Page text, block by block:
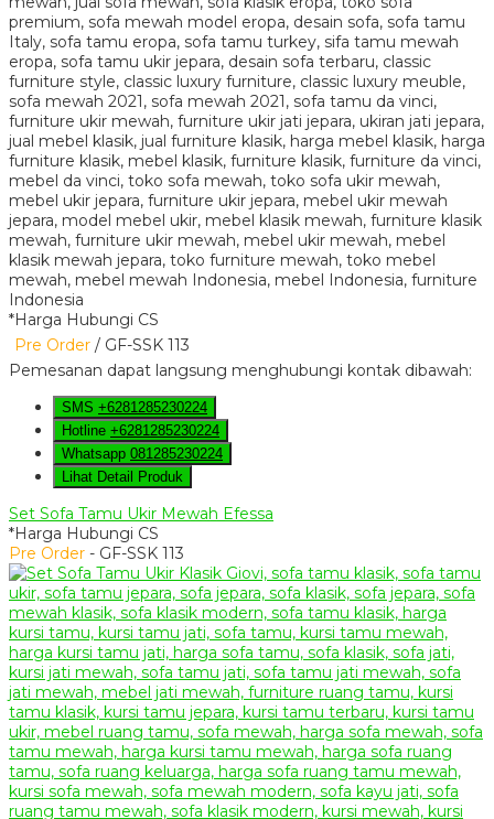
*Harga Hubungi CS
Pre Order / GF-SSK 113
Pemesanan dapat langsung menghubungi kontak dibawah:
SMS +6281285230224
Hotline +6281285230224
Whatsapp 081285230224
Lihat Detail Produk
Set Sofa Tamu Ukir Mewah Efessa
*Harga Hubungi CS
Pre Order - GF-SSK 113